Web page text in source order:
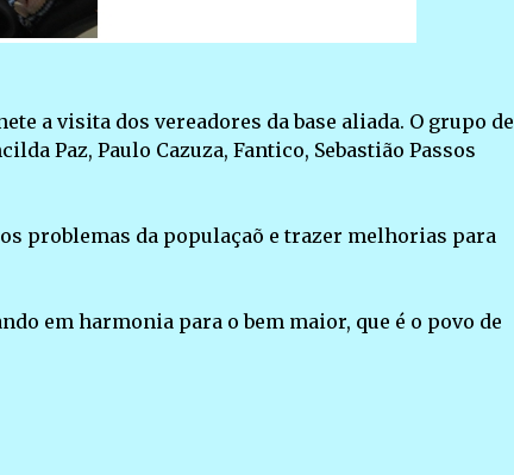
a visita dos vereadores da base aliada. O grupo de
Paz, Paulo Cazuza, Fantico, Sebastião Passos
problemas da populaçaõ e trazer melhorias para
em harmonia para o bem maior, que é o povo de